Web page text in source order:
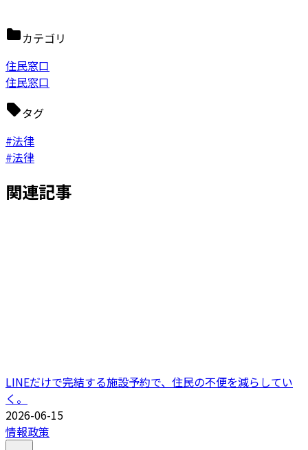
カテゴリ
住民窓口
住民窓口
タグ
#法律
#法律
関連記事
LINEだけで完結する施設予約で、住民の不便を減らしてい
く。
2026-06-15
情報政策